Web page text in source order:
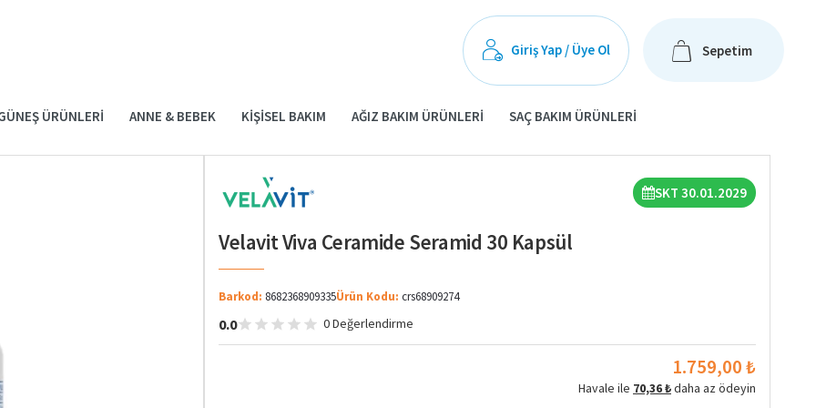
Giriş Yap / Üye Ol Sepetim
ÜRÜNLERI ANNE & BEBEK KIŞISEL BAKIM AĞIZ BAKIM ÜRÜNLERI SAÇ BAKIM ÜRÜNLERI
SKT 30.01.2029
Velavit Viva Ceramide Seramid 30 Kapsül
Barkod: 8682368909335Ürün Kodu: crs68909274
0.0 0 Değerlendirme
1.759,00 ₺
Havale ile 70,36 ₺ daha az ödeyin